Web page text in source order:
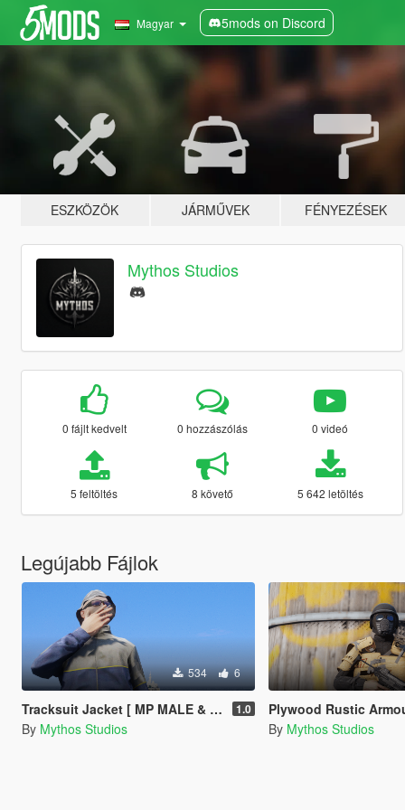
Magyar 5mods on Discord
ESZKÖZÖK JÁRMŰVEK FÉNYEZÉSEK
Mythos Studios
0 fájlt kedvelt 0 hozzászólás 0 videó
5 feltöltés 8 követő 5 642 letöltés
Legújabb Fájlok
534 6
Tracksuit Jacket [ MP MALE & MP FEMALE ] 1.0
By Mythos Studios
Plywood Rustic Armour [
By Mythos Studios